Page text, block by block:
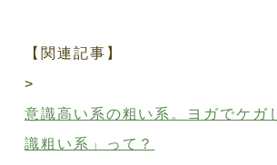
【関連記事】
>
意識高い系の粗い系。ヨガでケガ
識粗い系」って？